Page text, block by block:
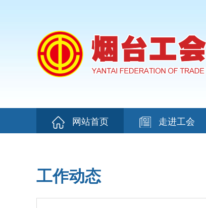
网站首页 走进工会
工作动态